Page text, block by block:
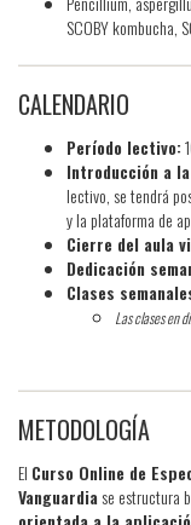
SCOBY kombucha,
CALENDARIO
Período lectivo:
Introducción a
lectivo, se tendrá
y la plataforma de
Cierre del aula
Dedicación
Clases
Las clases en
METODOLOGÍA
El Curso Online de
Vanguardiase estructura